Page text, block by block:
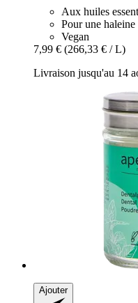
Aux huiles
Pour une
Vegan
7,99 € (266,33 € / L)
Livraison jusqu'au 14
Ajouter